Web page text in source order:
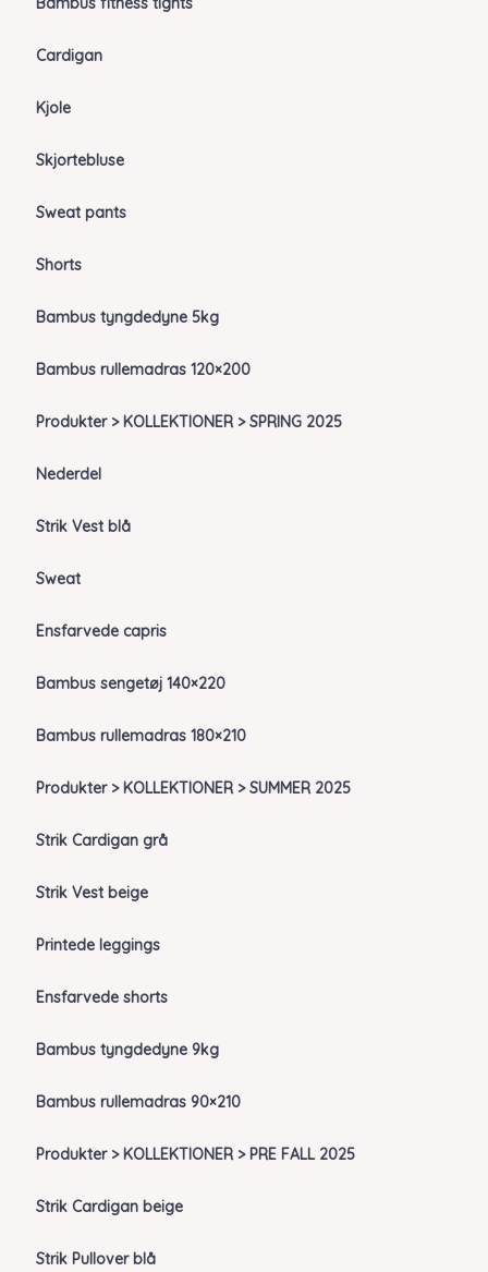
Cardigan
Kjole
Skjortebluse
Sweat pants
Shorts
Bambus tyngdedyne 5kg
Bambus rullemadras 120×200
Produkter > KOLLEKTIONER > SPRING 2025
Nederdel
Strik Vest blå
Sweat
Ensfarvede capris
Bambus sengetøj 140×220
Bambus rullemadras 180×210
Produkter > KOLLEKTIONER > SUMMER 2025
Strik Cardigan grå
Strik Vest beige
Printede leggings
Ensfarvede shorts
Bambus tyngdedyne 9kg
Bambus rullemadras 90×210
Produkter > KOLLEKTIONER > PRE FALL 2025
Strik Cardigan beige
Strik Pullover blå